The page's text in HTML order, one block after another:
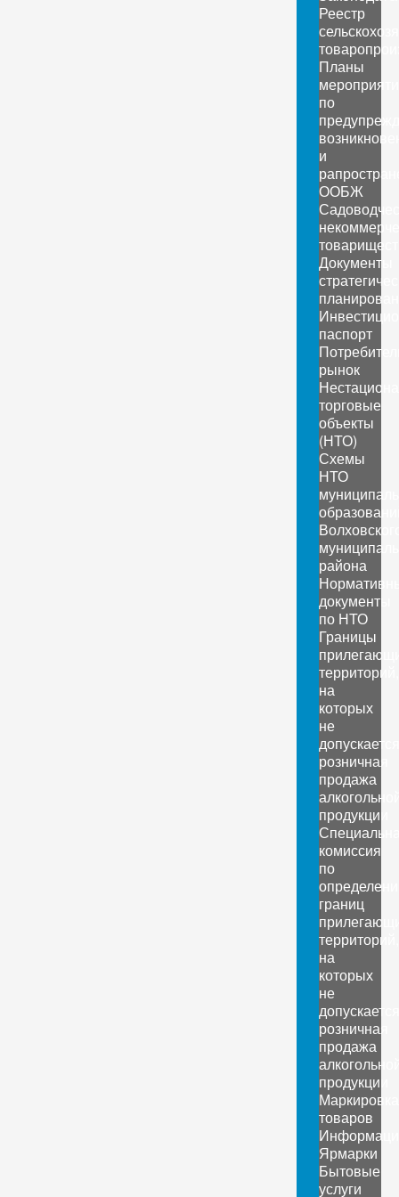
Реестр
Планы
по
и
ООБЖ
Документы
паспорт
рынок
торговые
объекты
(НТО)
Схемы
НТО
района
документы
по НТО
Границы
территорий,
на
которых
не
допускается
розничная
продажа
продукции
комиссия
по
границ
территорий,
на
которых
не
допускается
розничная
продажа
продукции
Маркировка
товаров
Ярмарки
Бытовые
услуги